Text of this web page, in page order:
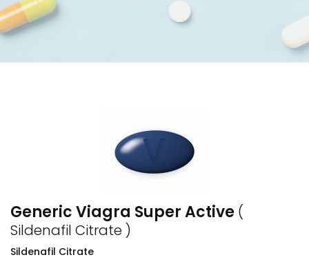
Generic Viagra Super Active (
Sildenafil Citrate )
Sildenafil Citrate